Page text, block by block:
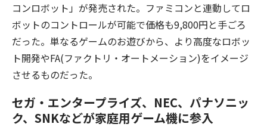
コンロボット」が発売された。ファミコンと連動してロ
ボットのコントロールが可能で価格も9,800円と手ごろ
だった。単なるゲームのお遊びから、より高度なロボッ
ト開発やFA(ファクトリ・オートメーション)をイメージ
させるものだった。
セガ・エンタープライズ、NEC、パナソニッ
ク、SNKなどが家庭用ゲーム機に参入